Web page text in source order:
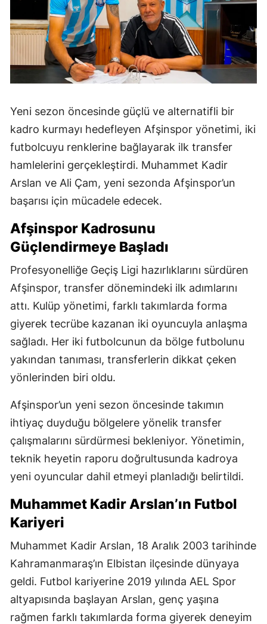
Yeni sezon öncesinde güçlü ve alternatifli bir
kadro kurmayı hedefleyen Afşinspor yönetimi, iki
futbolcuyu renklerine bağlayarak ilk transfer
hamlelerini gerçekleştirdi. Muhammet Kadir
Arslan ve Ali Çam, yeni sezonda Afşinspor’un
başarısı için mücadele edecek.
Afşinspor Kadrosunu
Güçlendirmeye Başladı
Profesyonelliğe Geçiş Ligi hazırlıklarını sürdüren
Afşinspor, transfer dönemindeki ilk adımlarını
attı. Kulüp yönetimi, farklı takımlarda forma
giyerek tecrübe kazanan iki oyuncuyla anlaşma
sağladı. Her iki futbolcunun da bölge futbolunu
yakından tanıması, transferlerin dikkat çeken
yönlerinden biri oldu.
Afşinspor’un yeni sezon öncesinde takımın
ihtiyaç duyduğu bölgelere yönelik transfer
çalışmalarını sürdürmesi bekleniyor. Yönetimin,
teknik heyetin raporu doğrultusunda kadroya
yeni oyuncular dahil etmeyi planladığı belirtildi.
Muhammet Kadir Arslan’ın Futbol
Kariyeri
Muhammet Kadir Arslan, 18 Aralık 2003 tarihinde
Kahramanmaraş’ın Elbistan ilçesinde dünyaya
geldi. Futbol kariyerine 2019 yılında AEL Spor
altyapısında başlayan Arslan, genç yaşına
rağmen farklı takımlarda forma giyerek deneyim